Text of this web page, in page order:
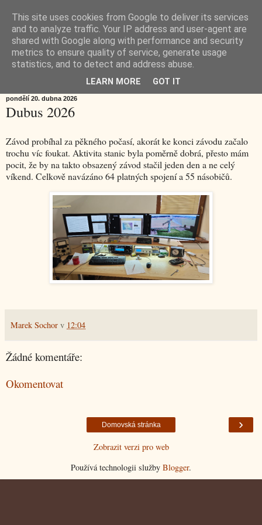
OK2DL Marek Sochor
JN79WL
pondělí 20. dubna 2026
Dubus 2026
Závod probíhal za pěkného počasí, akorát ke konci závodu začalo
trochu víc foukat. Aktivita stanic byla poměrně dobrá, přesto mám
pocit, že by na takto obsazený závod stačil jeden den a ne celý
víkend. Celkově navázáno 64 platných spojení a 55 násobičů.
Marek Sochor v 12:04
Žádné komentáře:
Okomentovat
›
Domovská stránka
Zobrazit verzi pro web
Používá technologii služby Blogger.
This site uses cookies from Google to deliver its services
and to analyze traffic. Your IP address and user-agent are
shared with Google along with performance and security
metrics to ensure quality of service, generate usage
statistics, and to detect and address abuse.
LEARN MORE GOT IT